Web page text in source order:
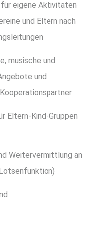
für eigene Aktivitäten
und Eltern nach
musische und
und
Eltern-Kind-Gruppen
Weitervermittlung an